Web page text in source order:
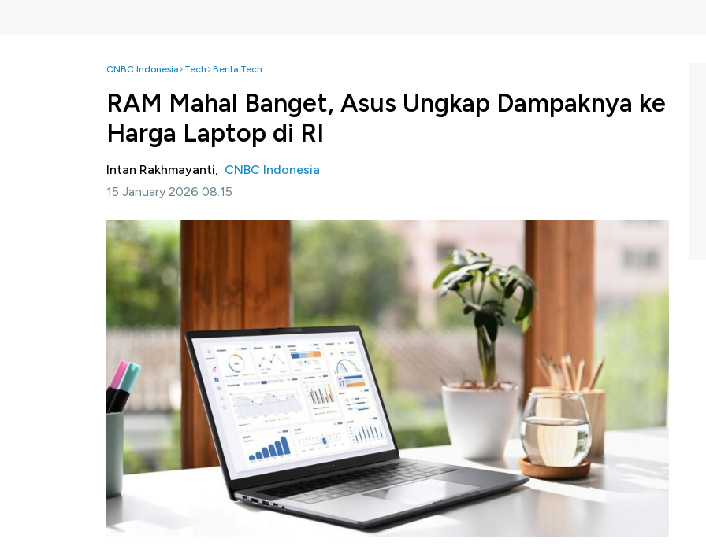
CNBC Indonesia Tech Berita Tech
RAM Mahal Banget, Asus Ungkap Dampaknya ke
Harga Laptop di RI
Intan Rakhmayanti, CNBC Indonesia
15 January 2026 08:15